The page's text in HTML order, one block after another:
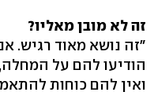
זה לא מובן מאליו?
"זה נושא מאוד רגיש.
הודיעו להם על
ואין להם כוחות